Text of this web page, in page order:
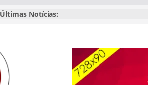
Últimas Notícias: